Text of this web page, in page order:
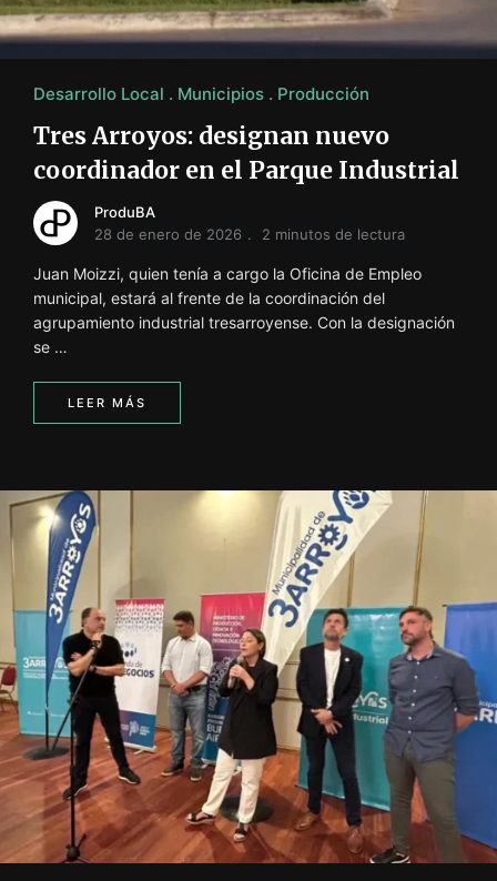
Desarrollo Local Municipios Producción
Tres Arroyos: designan nuevo
coordinador en el Parque Industrial
ProduBA
28 de enero de 2026
2 minutos de lectura
Juan Moizzi, quien tenía a cargo la Oficina de Empleo
municipal, estará al frente de la coordinación del
agrupamiento industrial tresarroyense. Con la designación
se …
LEER MÁS